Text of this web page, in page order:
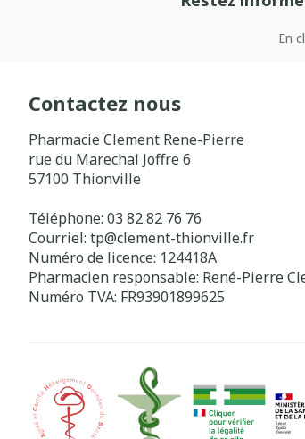
En
Contactez nous
Pharmacie Clement Rene-Pierre
rue du Marechal Joffre 6
57100 Thionville
Téléphone: 03 82 82 76 76
Courriel: tp@clement-thionville.fr
Numéro de licence: 124418A
Pharmacien responsable: René-Pierre
Numéro TVA: FR93901899625